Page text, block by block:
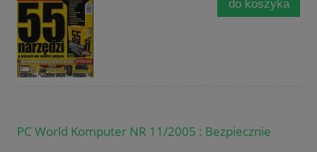
do koszyka
PC World Komputer NR 11/2005 : Bezpiecznie